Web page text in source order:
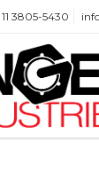
3805-5430